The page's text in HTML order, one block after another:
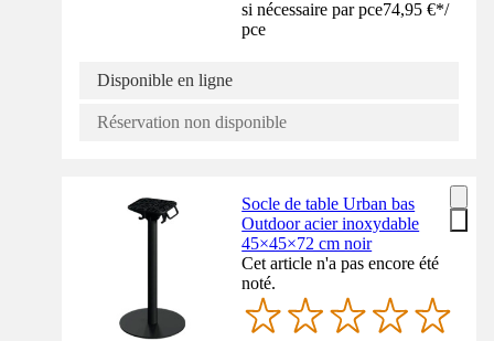
si nécessaire par pce74,95 €*/
pce
Disponible en ligne
Réservation non disponible
Socle de table Urban bas
Outdoor acier inoxydable
45×45×72 cm noir
Cet article n'a pas encore été
noté.